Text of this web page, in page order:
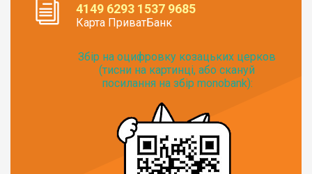
4149 6293 1537 9685
Карта ПриватБанк
Збір на оцифровку козацьких церков
(тисни на картинці, або скануй
посилання на збір monobank):